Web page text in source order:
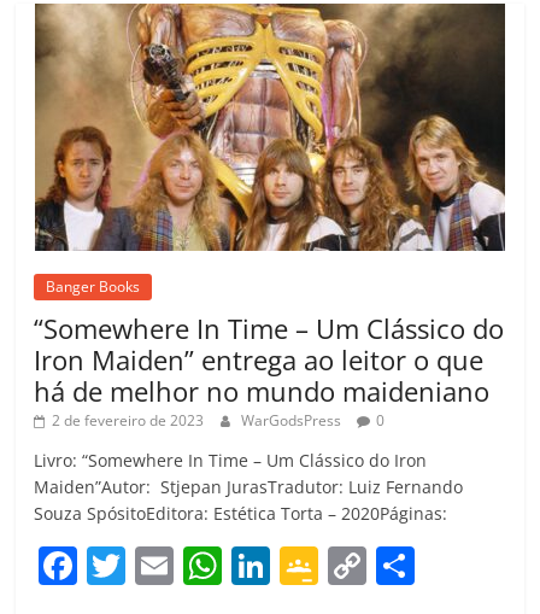
Banger Books
“Somewhere In Time – Um Clássico do
Iron Maiden” entrega ao leitor o que
há de melhor no mundo maideniano
2 de fevereiro de 2023 WarGodsPress 0
Livro: “Somewhere In Time – Um Clássico do Iron
Maiden”Autor: Stjepan JurasTradutor: Luiz Fernando
Souza SpósitoEditora: Estética Torta – 2020Páginas:
F T E W Li G C